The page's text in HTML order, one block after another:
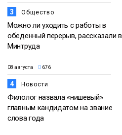
3 Общество
Можно ли уходить с работы в
обеденный перерыв, рассказали в
Минтруда
08 августа 676
4 Новости
Филолог назвала «нишевый»
главным кандидатом на звание
слова года